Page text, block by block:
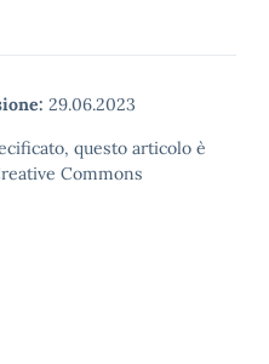
29.06.2023
questo articolo è
Commons